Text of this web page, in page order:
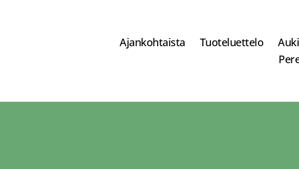
Ajankohtaista Tuoteluettelo